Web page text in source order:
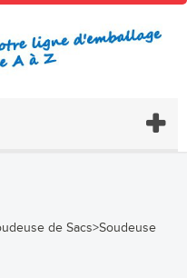
de Sacs>Soudeuse